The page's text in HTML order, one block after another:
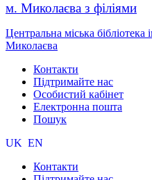
м. Миколаєва з філіями
Центральна міська
Миколаєва
Контакти
Підтримайте нас
Особистий кабінет
Електронна пошта
Пошук
UK EN
Контакти